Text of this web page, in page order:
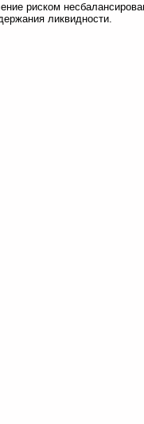
риском
ликвидности.